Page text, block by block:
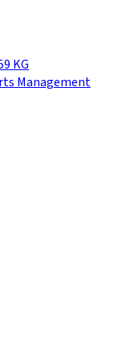
KG
Management